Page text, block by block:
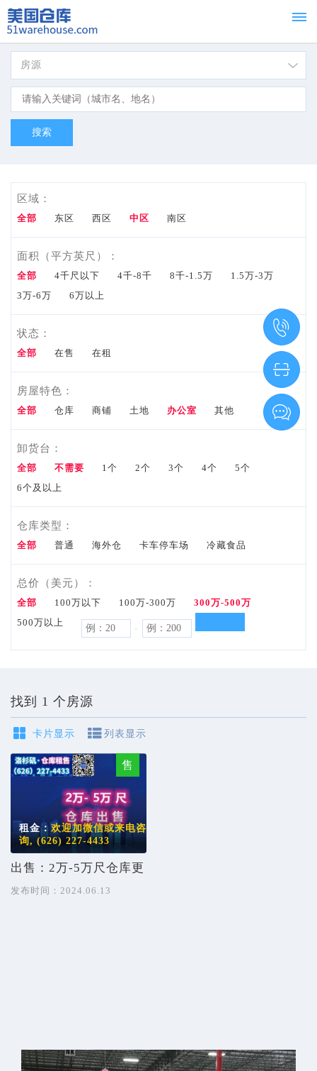
Home
出
Sale
Tools
料
询
联系
电
227-
房源
区域：
全部 东区 西区 中区 南区
面积（平方英尺）：
全部 4千尺以下 4千-8千 8千-1.5万
1.5万-3万
3万-6万
6万以上
状态：
全部 在售 在租
房屋特色：
全部 仓库 商铺 土地 办公室 其他
卸货台：
全部 不需要 1个 2个 3个 4个
5个
6个及以上
仓库类型：
全部 普通 海外仓 卡车停车场 冷藏食品
总价（美元）：
全部 100万以下 100万-300万
300万-500万
500万以上
-
找到 1 个房源
卡片显示 列表显示
售
租金：欢迎加微信或来电咨
询, (626) 227-4433
出售：2万-5万尺仓库更
新，大洛杉矶各区域
发布时间：2024.06.13